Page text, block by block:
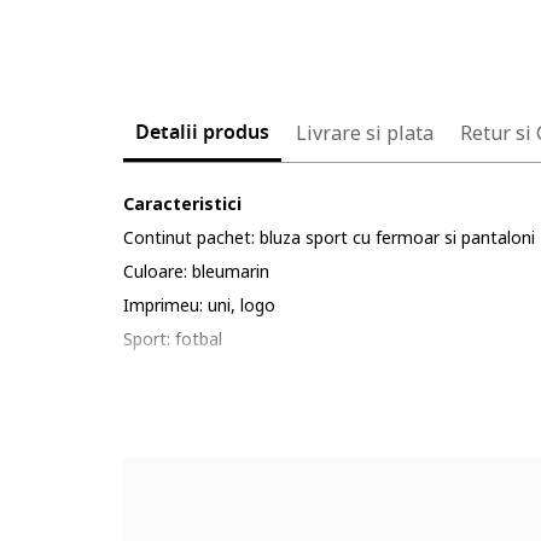
Detalii produs Livrare si plata Retur si
Caracteristici
Continut pachet: bluza sport cu fermoar si pantaloni
Culoare: bleumarin
Imprimeu: uni, logo
Sport: fotbal